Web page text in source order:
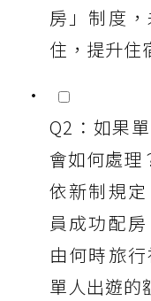
房」制度
住，提升住
Q2：如果
會如何處理
依新制規
員成功配
由何時旅
單人出遊的